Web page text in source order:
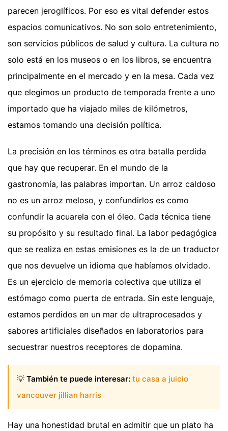
parecen jeroglíficos. Por eso es vital defender estos
espacios comunicativos. No son solo entretenimiento,
son servicios públicos de salud y cultura. La cultura no
solo está en los museos o en los libros, se encuentra
principalmente en el mercado y en la mesa. Cada vez
que elegimos un producto de temporada frente a uno
importado que ha viajado miles de kilómetros,
estamos tomando una decisión política.
La precisión en los términos es otra batalla perdida
que hay que recuperar. En el mundo de la
gastronomía, las palabras importan. Un arroz caldoso
no es un arroz meloso, y confundirlos es como
confundir la acuarela con el óleo. Cada técnica tiene
su propósito y su resultado final. La labor pedagógica
que se realiza en estas emisiones es la de un traductor
que nos devuelve un idioma que habíamos olvidado.
Es un ejercicio de memoria colectiva que utiliza el
estómago como puerta de entrada. Sin este lenguaje,
estamos perdidos en un mar de ultraprocesados y
sabores artificiales diseñados en laboratorios para
secuestrar nuestros receptores de dopamina.
💡 También te puede interesar: tu casa a juicio
vancouver jillian harris
Hay una honestidad brutal en admitir que un plato ha